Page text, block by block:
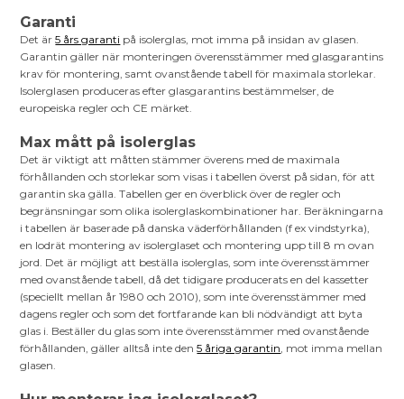
Garanti
Det är5 års garanti på isolerglas, mot imma på insidan av glasen.
Garantin gäller när monteringen överensstämmer med glasgarantins
krav för montering, samt ovanstående tabell för maximala storlekar.
Isolerglasen produceras efter glasgarantins bestämmelser, de
europeiska regler och CE märket.
Max mått på isolerglas
Det är viktigt att måtten stämmer överens med de maximala
förhållanden och storlekar som visas i tabellen överst på sidan, för att
garantin ska gälla. Tabellen ger en överblick över de regler och
begränsningar som olika isolerglaskombinationer har. Beräkningarna
i tabellen är baserade på danska väderförhållanden (f ex vindstyrka),
en lodrät montering av isolerglaset och montering upp till 8 m ovan
jord. Det är möjligt att beställa isolerglas, som inte överensstämmer
med ovanstående tabell, då det tidigare producerats en del kassetter
(speciellt mellan år 1980 och 2010), som inte överensstämmer med
dagens regler och som det fortfarande kan bli nödvändigt att byta
glas i. Beställer du glas som inte överensstämmer med ovanstående
förhållanden, gäller alltså inte den5 åriga garantin, mot imma mellan
glasen.